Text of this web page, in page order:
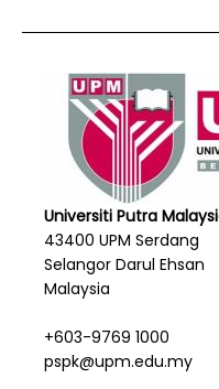
Universiti Putra
43400 UPM Serdang
Selangor Darul Ehsan
Malaysia
+603-9769 1000
pspk@upm.edu.my